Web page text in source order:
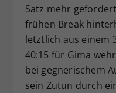
Satz mehr
frühen Break
letztlich aus einem
40:15 für Gima
bei gegnerischem
sein Zutun durch